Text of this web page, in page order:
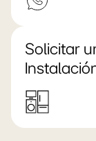
Solicitar